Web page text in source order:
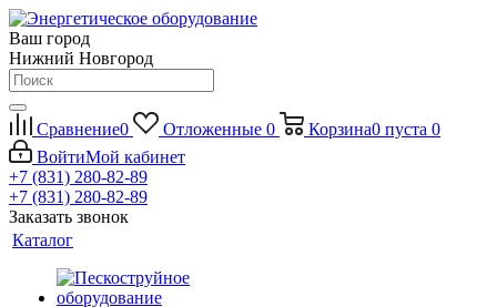
Ваш город
Нижний Новгород
Сравнение0 Отложенные 0 Корзина0 пуста 0
ВойтиМой кабинет
+7 (831) 280-82-89
+7 (831) 280-82-89
Заказать звонок
Каталог